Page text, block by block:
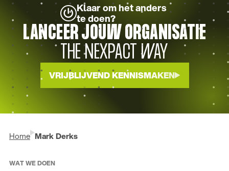
Klaar om het anders
te doen?
LANCEER JOUW ORGANISATIE
THE NEXPACT WAY
VRIJBLIJVEND KENNISMAKEN
Home Mark Derks
WAT WE DOEN